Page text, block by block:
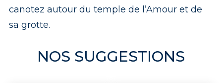
canotez autour du temple de l’Amour et de
sa grotte.
NOS SUGGESTIONS